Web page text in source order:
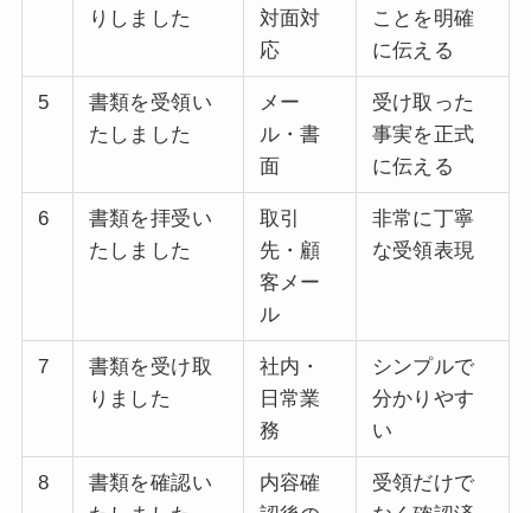
りしました
対面対
応
ことを明確
に伝える
5
書類を受領い
たしました
メー
ル・書
面
受け取った
事実を正式
に伝える
6
書類を拝受い
たしました
取引
先・顧
客メー
ル
非常に丁寧
な受領表現
7
書類を受け取
りました
社内・
日常業
務
シンプルで
分かりやす
い
8
書類を確認い
内容確
受領だけで